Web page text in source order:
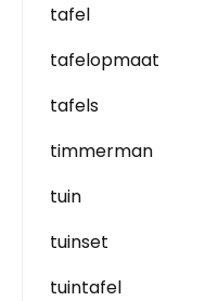
tafel
tafelopmaat
tafels
timmerman
tuin
tuinset
tuintafel